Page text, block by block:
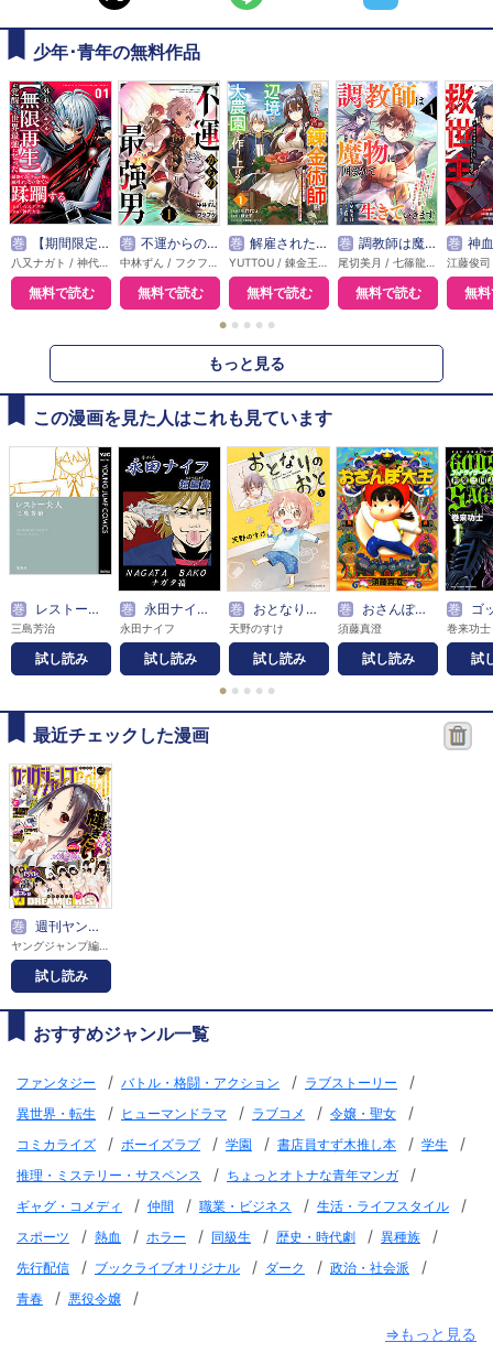
少年･青年の無料作品
巻 【期間限定無料】外れスキル【無限再生】が覚醒して世界最強になった ～最強の力を手にした俺は、敵対するその全てを蹂躙する～
無料で読む
巻 不運からの最強男
無料で読む
巻 解雇された宮廷錬金術師は辺境で大農園を作り上げる～祖国を追い出されたけど、最強領地でスローライフを謳歌する～
無料で読む
巻 調教師は魔物に囲まれて生きていきます。～勇者パーティーに置いていかれたけど、伝説の魔物と出会い最強になってた～
無料で読む
巻 神血の救世主～
無
● ● ● ● ●
もっと見る
この漫画を見た人はこれも見ています
巻 レストー夫人
三島芳治
試し読み
巻 永田ナイフ短編集
永田ナイフ
試し読み
巻 おとなりのおと
天野のすけ
試し読み
巻 おさんぽ大王
須藤真澄
試し読み
巻 ゴッドサイ
巻来功士
試
● ● ● ● ●
最近チェックした漫画
巻 週刊ヤングジャンプ増刊 ヤングジャンプGOLD
試し読み
おすすめジャンル一覧
ファンタジー / バトル・格闘・アクション / ラブストーリー /
異世界・転生 / ヒューマンドラマ / ラブコメ / 令嬢・聖女 /
コミカライズ / ボーイズラブ / 学園 / 書店員すず木推し本 / 学生 /
推理・ミステリー・サスペンス / ちょっとオトナな青年マンガ /
ギャグ・コメディ / 仲間 / 職業・ビジネス / 生活・ライフスタイル /
スポーツ / 熱血 / ホラー / 同級生 / 歴史・時代劇 / 異種族 /
先行配信 / ブックライブオリジナル / ダーク / 政治・社会派 /
青春 / 悪役令嬢
/
⇒もっと見る